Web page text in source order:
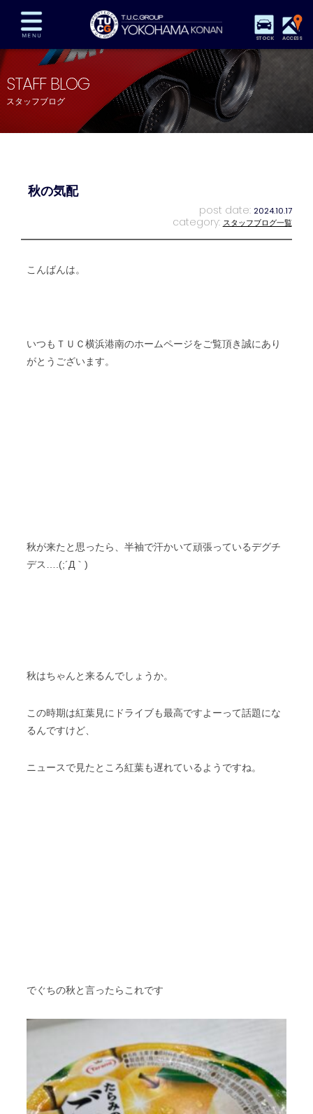
STOCK ACCESS
在庫車両情報 保証&サービス パーツリスト
TUCとは？ 店舗情報 アクセスマップ
全国納車 特別作業 注文販売
STAFF BLOG
スタッフブログ
秋の気配
post date: 2024.10.17
category: スタッフブログ一覧
こんばんは。
いつもＴＵＣ横浜港南のホームページをご覧頂き誠にあり
がとうございます。
秋が来たと思ったら、半袖で汗かいて頑張っているデグチ
デス….(;´Д｀)
秋はちゃんと来るんでしょうか。
この時期は紅葉見にドライブも最高ですよーって話題にな
るんですけど、
ニュースで見たところ紅葉も遅れているようですね。
でぐちの秋と言ったらこれです